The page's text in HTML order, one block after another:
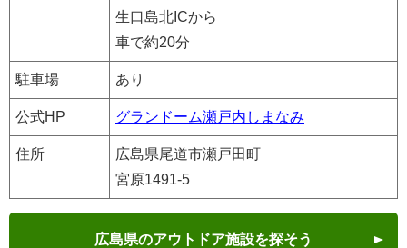
生口島北ICから
車で約20分
駐車場 あり
公式HP グランドーム瀬戸内しまなみ
住所
広島県尾道市瀬戸田町
宮原1491-5
広島県のアウトドア施設を探そう